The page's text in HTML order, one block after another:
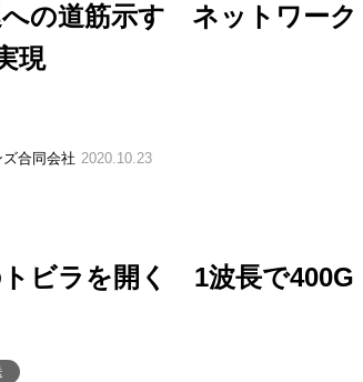
への道筋示す ネットワーク
現
合同会社 2020.10.23
ビラを開く 1波長で400G